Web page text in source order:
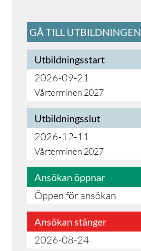
GÅ TILL UTBILDNINGEN
Utbildningsstart
2026-09-21
Vårterminen 2027
Utbildningsslut
2026-12-11
Vårterminen 2027
Ansökan öppnar
Öppen för ansökan
Ansökan stänger
2026-08-24